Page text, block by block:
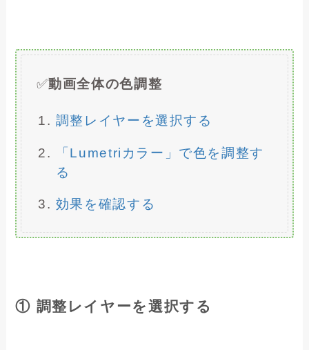
✅動画全体の色調整
調整レイヤーを選択する
「Lumetriカラー」で色を調整す
る
効果を確認する
① 調整レイヤーを選択する